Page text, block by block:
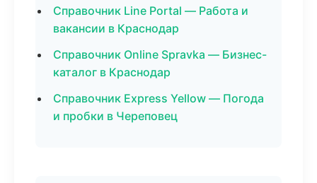
Справочник Line Portal — Работа и
вакансии в Краснодар
Справочник Online Spravka — Бизнес-
каталог в Краснодар
Справочник Express Yellow — Погода
и пробки в Череповец